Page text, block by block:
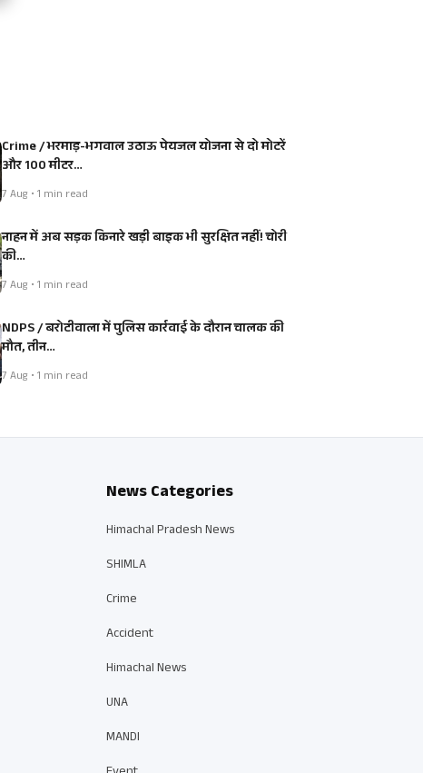
Crime / भरमाड़-भगवाल उठाऊ पेयजल योजना से दो मोटरें
और 100 मीटर…
7 Aug • 1 min read
नाहन में अब सड़क किनारे खड़ी बाइक भी सुरक्षित नहीं! चोरी
की…
7 Aug • 1 min read
NDPS / बरोटीवाला में पुलिस कार्रवाई के दौरान चालक की
मौत, तीन…
7 Aug • 1 min read
News Categories
Himachal Pradesh News
SHIMLA
Crime
Accident
Himachal News
UNA
MANDI